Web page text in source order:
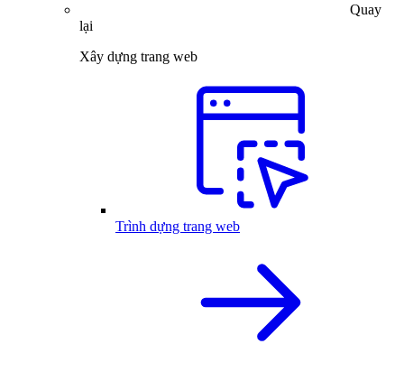
Quay
lại
Xây dựng trang web
Trình dựng trang web